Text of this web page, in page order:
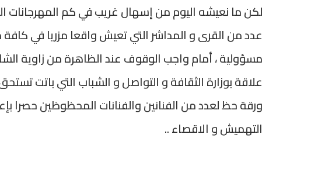
لكن ما نعيشه اليوم من إسهال غريب في كم المهرجانات
عدد من القرى و المداشر التي تعيش واقعا مزريا في كافة
مسؤولية ، أمام واجب الوقوف عند الظاهرة من زاوية
علاقة بوزارة الثقافة و التواصل و الشباب التي باتت
ورقة حظ لعدد من الفنانين والفنانات المحظوظين حصرا
التهميش و الاقصاء ..